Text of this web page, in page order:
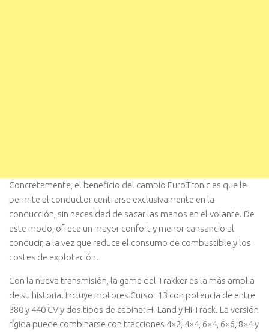
Concretamente, el beneficio del cambio EuroTronic es que le
permite al conductor centrarse exclusivamente en la
conducción, sin necesidad de sacar las manos en el volante. De
este modo, ofrece un mayor confort y menor cansancio al
conducir, a la vez que reduce el consumo de combustible y los
costes de explotación.
Con la nueva transmisión, la gama del Trakker es la más amplia
de su historia. Incluye motores Cursor 13 con potencia de entre
380 y 440 CV y dos tipos de cabina: Hi-Land y Hi-Track. La versión
rígida puede combinarse con tracciones 4×2, 4×4, 6×4, 6×6, 8×4 y